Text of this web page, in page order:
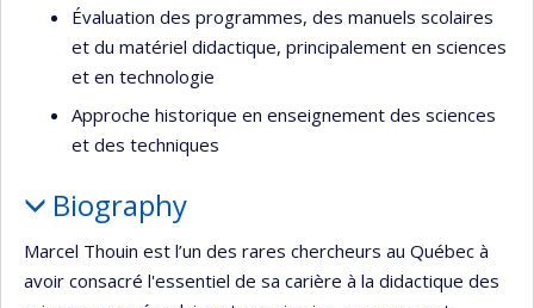
Évaluation des programmes, des manuels scolaires
et du matériel didactique, principalement en sciences
et en technologie
Approche historique en enseignement des sciences
et des techniques
Biography
Marcel Thouin est l’un des rares chercheurs au Québec à
avoir consacré l'essentiel de sa carière à la didactique des